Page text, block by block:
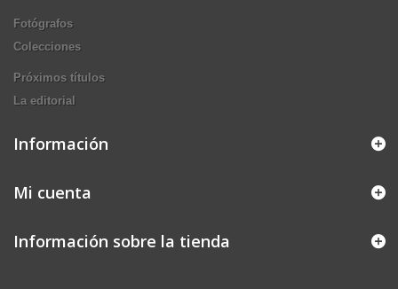
Fotógrafos
Colecciones
Próximos títulos
La editorial
Información
Mi cuenta
Información sobre la tienda